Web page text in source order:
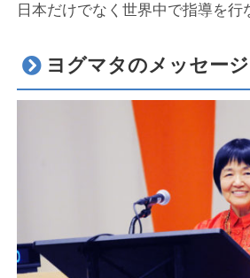
日本だけでなく世界中で指導を行
ヨグマタのメッセージ